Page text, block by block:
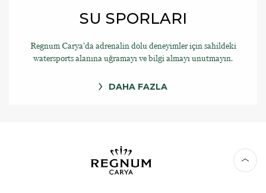
SU SPORLARI
Regnum Carya’da adrenalin dolu deneyimler için sahildeki
watersports alanına uğramayı ve bilgi almayı unutmayın.
DAHA FAZLA